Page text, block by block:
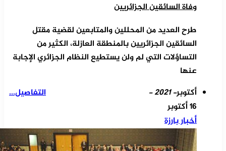
وفاة السائقين الجزائريين
طرح العديد من المحللين والمتابعين لقضية مقتل
السائقين الجزائريين بالمنطقة العازلة، الكثير من
التساؤلات التي لم ولن يستطيع النظام الجزائري الإجابة
عنها
التفاصيل...
أكتوبر- 2021 -
16 أكتوبر
أخبار بارزة